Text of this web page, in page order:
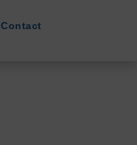
Contact